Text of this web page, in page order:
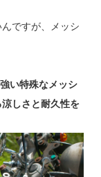
ですが、メッシ
い特殊なメッシ
しさと耐久性を